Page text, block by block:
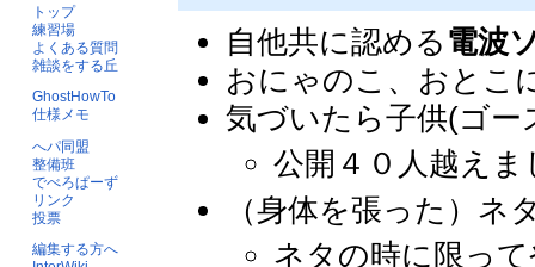
トップ
練習場
よくある質問
雑談をする丘
GhostHowTo
仕様メモ
へパ同盟
整備班
でべろぱーず
リンク
投票
編集する方へ
自他共に認める 電波
おにゃのこ、おとこ
気づいたら子供(ゴ
公開４０人越え
（身体を張った）
ネタの時に限っ